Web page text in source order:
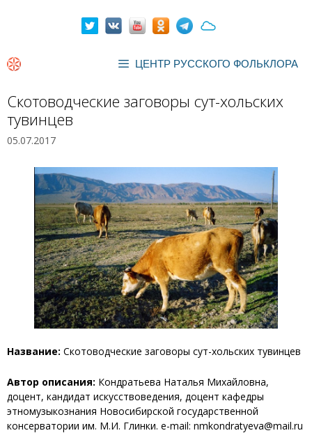
ЦЕНТР РУССКОГО ФОЛЬКЛОРА
Скотоводческие заговоры сут-хольских
тувинцев
05.07.2017
Название: Скотоводческие заговоры сут-хольских тувинцев
Автор описания: Кондратьева Наталья Михайловна,
доцент, кандидат искусствоведения, доцент кафедры
этномузыкознания Новосибирской государственной
консерватории им. М.И. Глинки. e-mail: nmkondratyeva@mail.ru